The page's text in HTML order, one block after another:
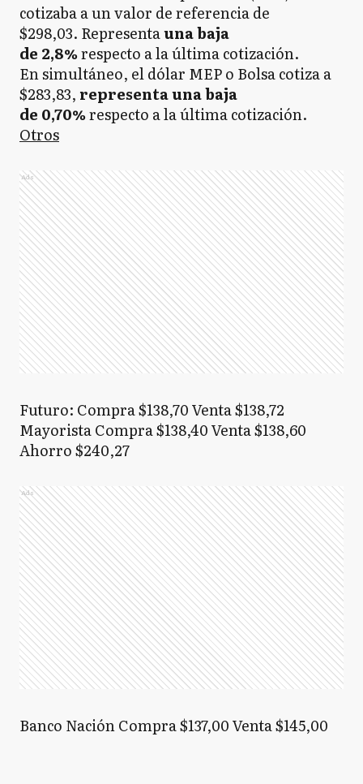
cotizaba a un valor de referencia de
$298,03. Representauna baja
de 2,8%respecto ala última cotización.
En simultáneo, el dólar MEP o Bolsa cotiza a
$283,83, representa una baja
de 0,70%respecto a la última cotización.
Otros
Ads
Futuro: Compra $138,70 Venta $138,72
Mayorista Compra $138,40 Venta $138,60
Ahorro $240,27
Ads
Banco Nación Compra $137,00 Venta $145,00